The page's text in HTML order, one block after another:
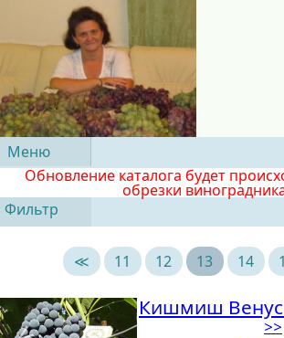
Меню
Обновление каталога будет
обрезки
Фильтр
≪ 11 12 13 14
Кишмиш Венус
>>